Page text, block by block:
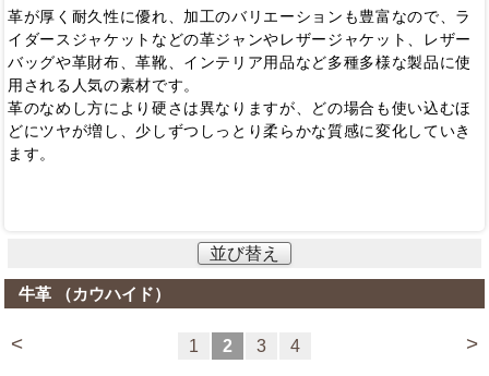
革が厚く耐久性に優れ、加工のバリエーションも豊富なので、ラ
イダースジャケットなどの革ジャンやレザージャケット、レザー
バッグや革財布、革靴、インテリア用品など多種多様な製品に使
用される人気の素材です。
革のなめし方により硬さは異なりますが、どの場合も使い込むほ
どにツヤが増し、少しずつしっとり柔らかな質感に変化していき
ます。
並び替え
牛革 （カウハイド）
< >
1 2 3 4